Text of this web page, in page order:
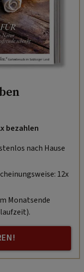
bezahlen
nach Hause
12x
Monatsende